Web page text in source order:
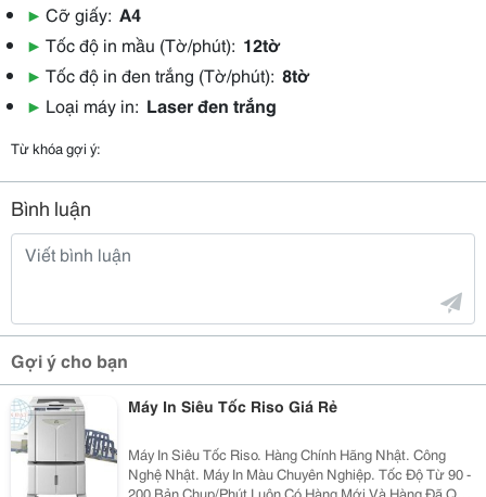
▶ Cỡ giấy: A4
▶ Tốc độ in mầu (Tờ/phút): 12tờ
▶ Tốc độ in đen trắng (Tờ/phút): 8tờ
▶ Loại máy in: Laser đen trắng
Từ khóa gợi ý:
Bình luận
Gợi ý cho bạn
Máy In Siêu Tốc Riso Giá Rẻ
Máy In Siêu Tốc Riso. Hàng Chính Hãng Nhật. Công
Nghệ Nhật. Máy In Màu Chuyên Nghiệp. Tốc Độ Từ 90 -
200 Bản Chụp/Phút Luôn Có Hàng Mới Và Hàng Đã Qua